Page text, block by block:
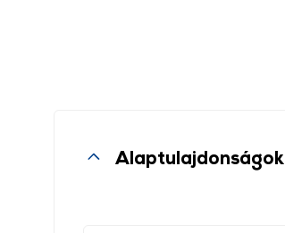
Alaptulajdonságok